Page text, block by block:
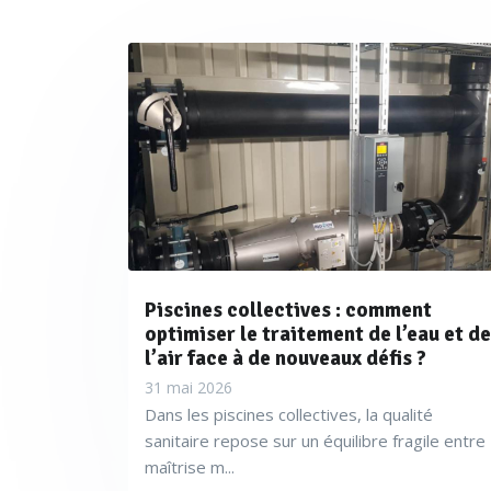
0,6 mg/l). Et la technologie
conséquentes» précise
Eufor Inter commercialise
Piscines collectives : comment
optimiser le traitement de l’eau et de
l’air face à de nouveaux défis ?
31 mai 2026
Dans les piscines collectives, la qualité
sanitaire repose sur un équilibre fragile entre
maîtrise m...